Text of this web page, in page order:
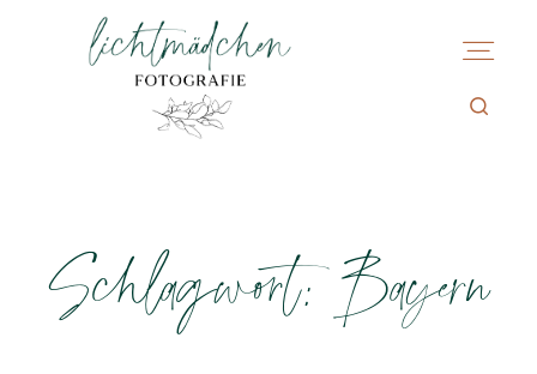
Schlagwort: Bayern